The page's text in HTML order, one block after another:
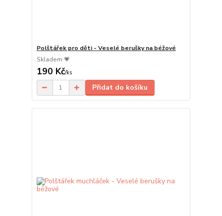
Polštářek pro děti - Veselé berušky na béžové
Skladem 💗
190 Kč/ks
Přidat do košíku